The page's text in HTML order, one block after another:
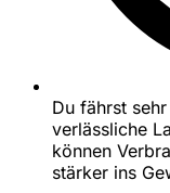
Du fährst
verlässliche
können
stärker ins